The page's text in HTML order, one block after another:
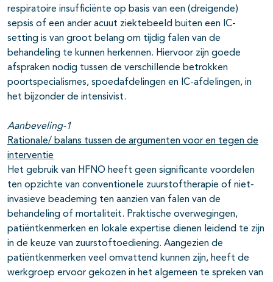
respiratoire insufficiënte op basis van een (dreigende)
sepsis of een ander acuut ziektebeeld buiten een IC-
setting is van groot belang om tijdig falen van de
behandeling te kunnen herkennen. Hiervoor zijn goede
afspraken nodig tussen de verschillende betrokken
poortspecialismes, spoedafdelingen en IC-afdelingen, in
het bijzonder de intensivist.
Aanbeveling-1
Rationale/ balans tussen de argumenten voor en tegen de
interventie
Het gebruik van HFNO heeft geen significante voordelen
ten opzichte van conventionele zuurstoftherapie of niet-
invasieve beademing ten aanzien van falen van de
behandeling of mortaliteit. Praktische overwegingen,
patiëntkenmerken en lokale expertise dienen leidend te zijn
in de keuze van zuurstoftoediening. Aangezien de
patiëntkenmerken veel omvattend kunnen zijn, heeft de
werkgroep ervoor gekozen in het algemeen te spreken van